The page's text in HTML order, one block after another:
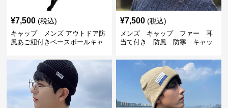
¥7,500 (税込)
キャップ メンズ アウトドア防
風あご紐付きベースボールキャ
¥7,500 (税込)
メンズ キャップ ファー 耳
当て付き 防風 防寒 キャッ